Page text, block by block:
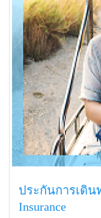
ประกันการเดิน
Insurance